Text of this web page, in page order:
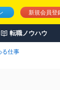
新規会員登
転職ノウハウ
る仕事